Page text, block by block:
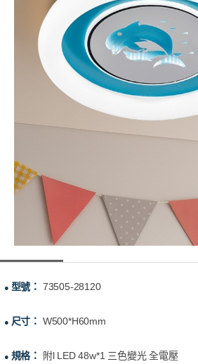
● 型號： 73505-28120
● 尺寸： W500*H60mm
● 規格： 附l LED 48w*1 三色變光 全電壓